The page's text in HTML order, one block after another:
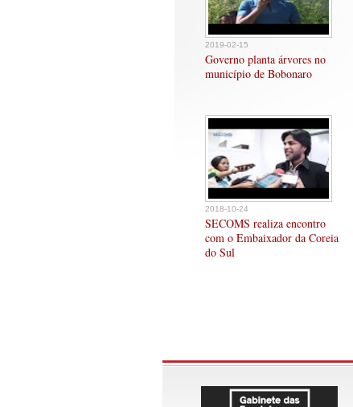
2019-02-15
Governo planta árvores no
município de Bobonaro
2018-10-24
SECOMS realiza encontro
com o Embaixador da Coreia
do Sul